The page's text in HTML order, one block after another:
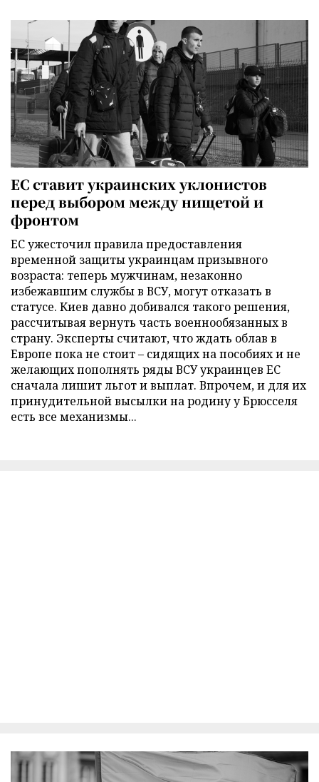
ЕС ставит украинских уклонистов
перед выбором между нищетой и
фронтом
ЕС ужесточил правила предоставления
временной защиты украинцам призывного
возраста: теперь мужчинам, незаконно
избежавшим службы в ВСУ, могут отказать в
статусе. Киев давно добивался такого решения,
рассчитывая вернуть часть военнообязанных в
страну. Эксперты считают, что ждать облав в
Европе пока не стоит – сидящих на пособиях и не
желающих пополнять ряды ВСУ украинцев ЕС
сначала лишит льгот и выплат. Впрочем, и для их
принудительной высылки на родину у Брюсселя
есть все механизмы...